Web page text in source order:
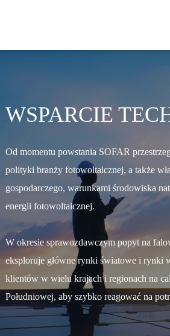
WSPARCIE
Od momentu powstania SOFAR
polityki branży fotowoltaicznej, a także
gospodarczego, warunkami środowiska
energii fotowoltaicznej.
W okresie sprawozdawczym popyt na
eksploruje główne rynki światowe i rynki
klientów w wielu krajach i regionach na
Południowej, aby szybko reagować na